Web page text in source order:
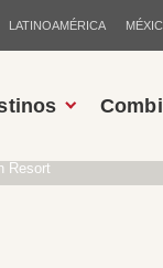
LATINOAMÉRICA
Resort